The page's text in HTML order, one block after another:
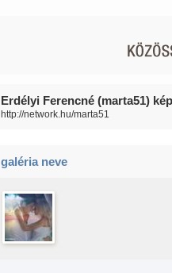
Erdélyi Ferencné (marta51)
http://network.hu/marta51
galéria neve